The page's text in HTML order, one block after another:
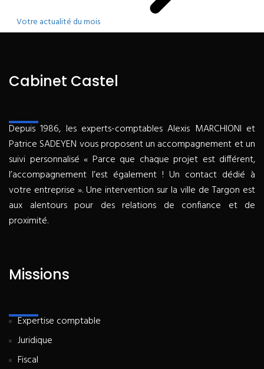
Votre actualité du mois
Cabinet Castel
Depuis 1986, les experts-comptables Alexis MARCHIONI et
Patrice SADEYEN vous proposent un accompagnement et un
suivi personnalisé « Parce que chaque projet est différent,
l’accompagnement l’est également ! Un contact dédié à
votre entreprise ». Une intervention sur la ville de Targon est
aux alentours pour des relations de confiance et de
proximité.
Missions
Expertise comptable
Juridique
Fiscal